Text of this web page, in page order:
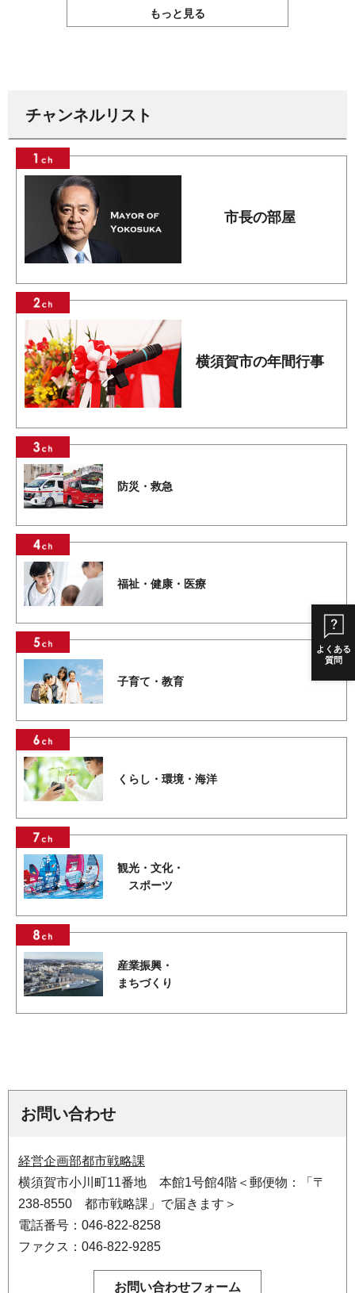
よくある
質問
もっと見る
チャンネルリスト
市長の部屋
横須賀市の年間行事
防災・救急
福祉・健康・医療
子育て・教育
くらし・環境・海洋
観光・文化・
スポーツ
産業振興・
まちづくり
お問い合わせ
経営企画部都市戦略課
横須賀市小川町11番地 本館1号館4階＜郵便物：「〒
238-8550 都市戦略課」で届きます＞
電話番号：046-822-8258
ファクス：046-822-9285